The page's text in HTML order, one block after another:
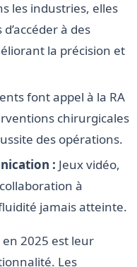
les industries, elles
à des
la précision et
font appel à la RA
chirurgicales
des opérations.
: Jeux vidéo,
à
jamais atteinte.
2025 est leur
Les